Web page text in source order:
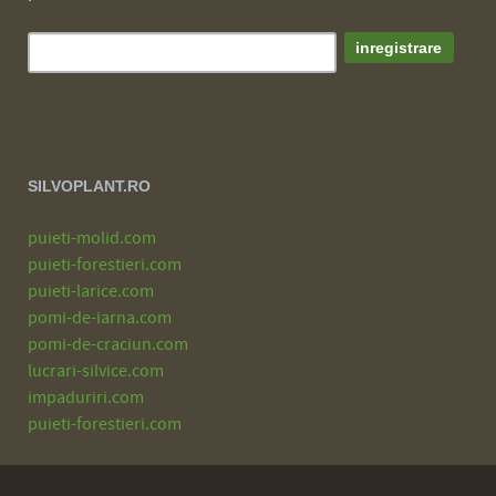
SILVOPLANT.RO
puieti-molid.com
puieti-forestieri.com
puieti-larice.com
pomi-de-iarna.com
pomi-de-craciun.com
lucrari-silvice.com
impaduriri.com
puieti-forestieri.com